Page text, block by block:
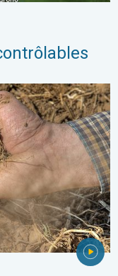
étude. . . jeudi